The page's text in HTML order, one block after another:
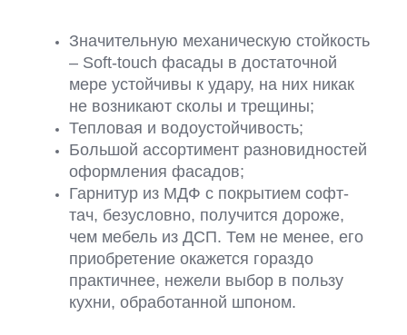
Значительную механическую стойкость
– Soft-touch фасады в достаточной
мере устойчивы к удару, на них никак
не возникают сколы и трещины;
Тепловая и водоустойчивость;
Большой ассортимент разновидностей
оформления фасадов;
Гарнитур из МДФ с покрытием софт-
тач, безусловно, получится дороже,
чем мебель из ДСП. Тем не менее, его
приобретение окажется гораздо
практичнее, нежели выбор в пользу
кухни, обработанной шпоном.